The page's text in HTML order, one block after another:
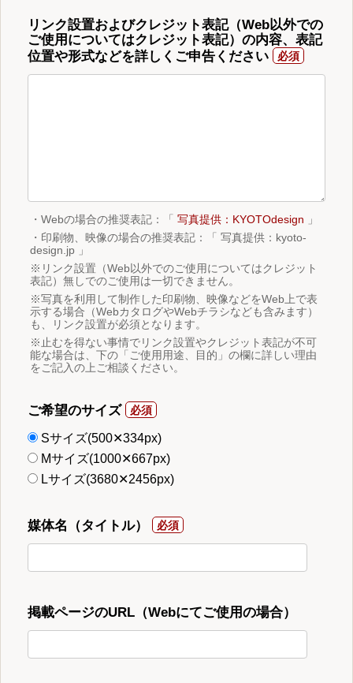
リンク設置およびクレジット表記（Web以外での
ご使用についてはクレジット表記）の内容、表記
位置や形式などを詳しくご申告ください
・Webの場合の推奨表記：「 写真提供：KYOTOdesign 」
・印刷物、映像の場合の推奨表記：「 写真提供：kyoto-
design.jp 」
※リンク設置（Web以外でのご使用についてはクレジット
表記）無しでのご使用は一切できません。
※写真を利用して制作した印刷物、映像などをWeb上で表
示する場合（WebカタログやWebチラシなども含みます）
も、リンク設置が必須となります。
※止むを得ない事情でリンク設置やクレジット表記が不可
能な場合は、下の「ご使用用途、目的」の欄に詳しい理由
をご記入の上ご相談ください。
ご希望のサイズ
Sサイズ(500✕334px)
Mサイズ(1000✕667px)
Lサイズ(3680✕2456px)
媒体名（タイトル）
掲載ページのURL（Webにてご使用の場合）